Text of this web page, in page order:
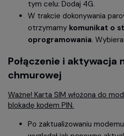
tym celu: Dodaj 4G.
W trakcie dokonywania
otrzymamy komunikat o
oprogramowania.
Połączenie i aktywacja
chmurowej
Ważne! Karta SIM włożona do
blokadę kodem PIN.
Po zaktualizowaniu